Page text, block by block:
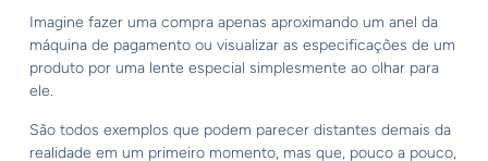
Imagine fazer uma compra apenas aproximando um anel da
máquina de pagamento ou visualizar as especificações de um
produto por uma lente especial simplesmente ao olhar para
ele.
São todos exemplos que podem parecer distantes demais da
realidade em um primeiro momento, mas que, pouco a pouco,